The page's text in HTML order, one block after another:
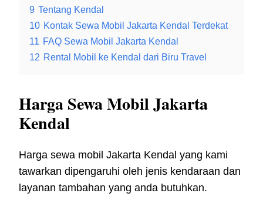
9 Tentang Kendal
10 Kontak Sewa Mobil Jakarta Kendal Terdekat
11 FAQ Sewa Mobil Jakarta Kendal
12 Rental Mobil ke Kendal dari Biru Travel
Harga Sewa Mobil Jakarta
Kendal
Harga sewa mobil Jakarta Kendal yang kami
tawarkan dipengaruhi oleh jenis kendaraan dan
layanan tambahan yang anda butuhkan.